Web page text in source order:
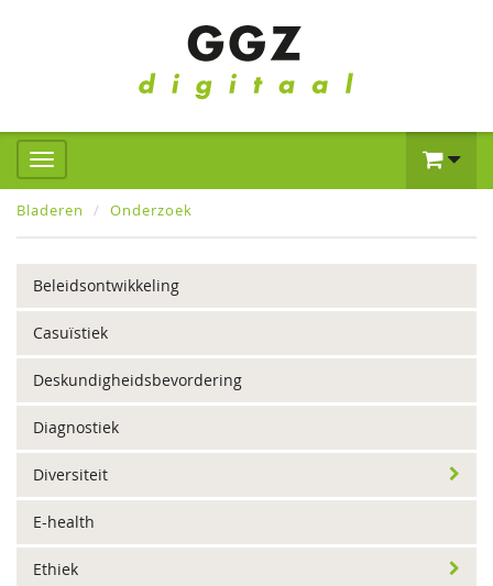
Bladeren Onderzoek
Beleidsontwikkeling
Casuïstiek
Deskundigheidsbevordering
Diagnostiek
Diversiteit
E-health
Ethiek